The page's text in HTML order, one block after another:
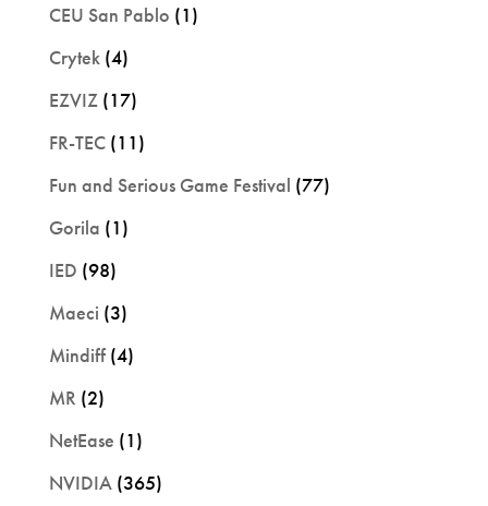
CEU San Pablo (1)
Crytek(4)
EZVIZ(17)
FR-TEC(11)
Fun and Serious Game Festival (77)
Gorila (1)
IED (98)
Maeci (3)
Mindiff(4)
MR (2)
NetEase (1)
NVIDIA(365)